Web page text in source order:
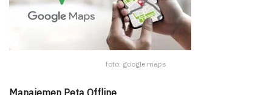
foto: google maps